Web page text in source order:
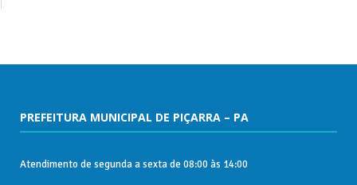
PREFEITURA MUNICIPAL DE PIÇARRA – PA
Atendimento de segunda a sexta de 08:00 às 14:00